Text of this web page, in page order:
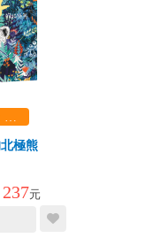
1800滿額贈：口袋玩具一份（隨機出貨） (summer read)
極熊
237元